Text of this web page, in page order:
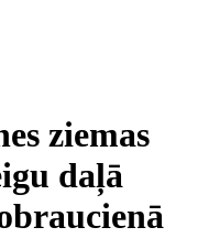
ziemas
daļā